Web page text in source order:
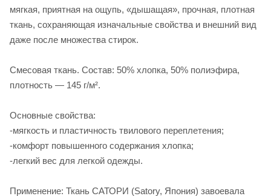
мягкая, приятная на ощупь, «дышащая», прочная, плотная
ткань, сохраняющая изначальные свойства и внешний вид
даже после множества стирок.
Смесовая ткань. Состав: 50% хлопка, 50% полиэфира,
плотность — 145 г/м².
Основные свойства:
-мягкость и пластичность твилового переплетения;
-комфорт повышенного содержания хлопка;
-легкий вес для легкой одежды.
Применение: Ткань САТОРИ (Satory, Япония) завоевала